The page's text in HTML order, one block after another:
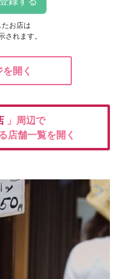
お店は
されます。
開く
」周辺で
店舗一覧を開く